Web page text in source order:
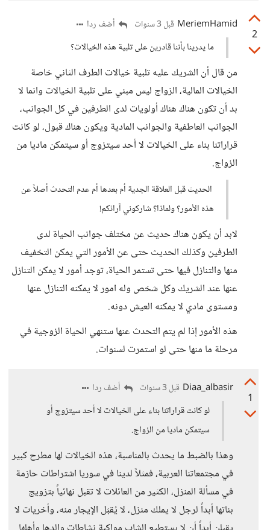
2
MeriemHamid قبل 3 سنوات
أضف ردا
ما يدرينا بأننا قادرين على تلبية هذه الخيالات؟
من قال أن الشريك عليه تلبية خيالات الطرف الثاني خاصة
الخيالات المالية، الزواج ليس مبني على تلبية الخيالات وانما لا
بد أن تكون هناك هناك أولويات لدى الطرفين في كل الجوانب،
الجوانب العاطفية والجوانب المادية ويكون هناك قبول، لو كانت
قراراتنا بناء على الخيالات لا أحد سيتزوج أو سيتمكن ماديا من
الزواج.
الحديث قبل العلاقة الجدية أم بعدها أم عدم التحدث أصلاً عن
هذه الأمور؟ ولماذا؟ شاركوني آرائكم!
لابد أن يكون هناك حديث عن مختلف جوانب الحياة لدى
الطرفين وكذلك الحديث حتى عن الأمور التي يمكن التخفيف
منها والتنازل فيها حتى تستمر الحياة، توجد أمور لا يمكن التنازل
عنها عند الشريك وكل شخص وله امور لا يمكنه التنازل عنها
ومستوى مادي لا يمكنه العيش دونه.
هذه الأمور إذا لم يتم التحدث عنها ستنهي الحياة الزوجية في
مرحلة ما منها حتى لو استمرت لسنوات.
1
Diaa_albasir قبل 3 سنوات
أضف ردا
لو كانت قراراتنا بناء على الخيالات لا أحد سيتزوج أو
سيتمكن ماديا من الزواج.
وهذا بالضبط ما يحدث بالمناسبة، هذه الخيالات لها مطرح كبير
في مجتمعاتنا العربية، فمثلاً لدينا في سوريا اشتراطات حازمة
في مسألة المنزل، الكثير من العائلات لا تقبل نهائياً بتزويج
بناتها أبداً لرجل لا يملك منزل، لا يُقبَل الإيجار منه، وأخريات لا